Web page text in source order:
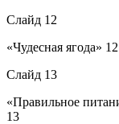
Слайд 12
«Чудесная ягода» 12
Слайд 13
«Правильное
13